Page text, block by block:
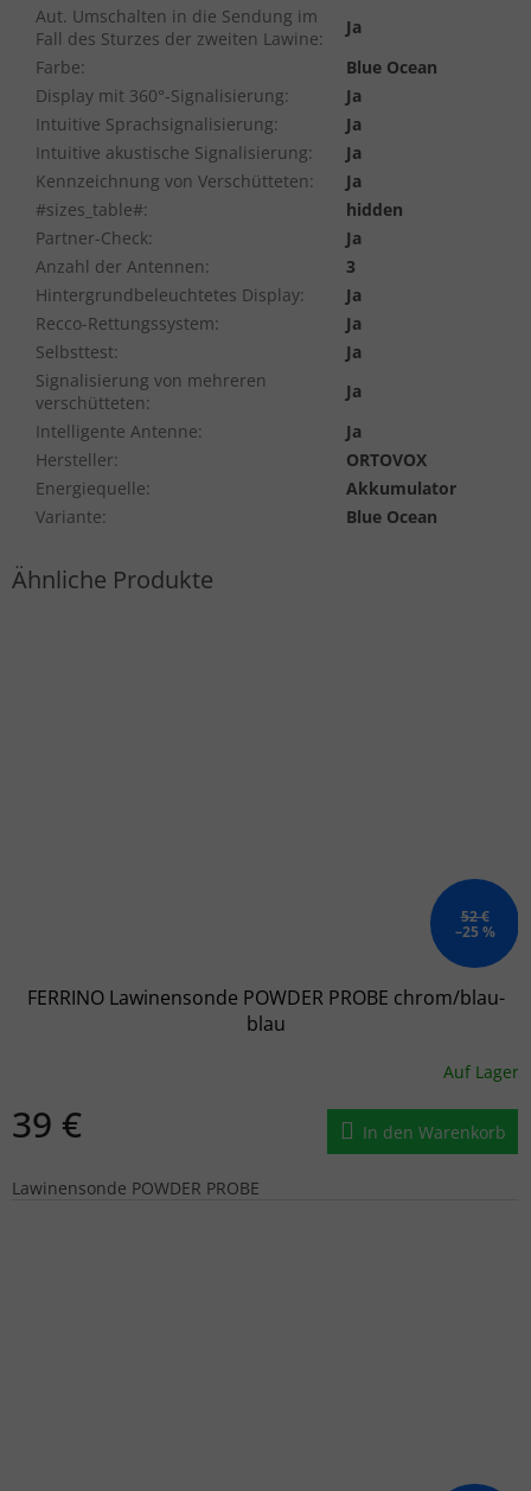
Aut. Umschalten in die Sendung im
Fall des Sturzes der zweiten Lawine:
Ja
Farbe:
Blue Ocean
Display mit 360°-Signalisierung:
Ja
Intuitive Sprachsignalisierung:
Ja
Intuitive akustische Signalisierung:
Ja
Kennzeichnung von Verschütteten:
Ja
#sizes_table#:
hidden
Partner-Check:
Ja
Anzahl der Antennen:
3
Hintergrundbeleuchtetes Display:
Ja
Recco-Rettungssystem:
Ja
Selbsttest:
Ja
Signalisierung von mehreren
verschütteten:
Ja
Intelligente Antenne:
Ja
Hersteller:
ORTOVOX
Energiequelle:
Akkumulator
Variante: Blue Ocean
52 €
–25 %
FERRINO Lawinensonde POWDER PROBE chrom/blau-
blau
Auf Lager
39 € In den Warenkorb
Lawinensonde POWDER PROBE